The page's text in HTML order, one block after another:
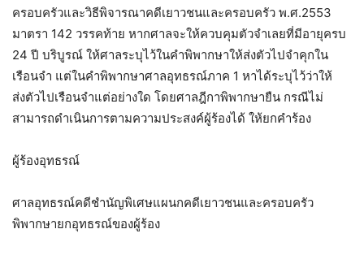
ครอบครัวและวิธีพิจารณาคดีเยาวชนและครอบครัว พ.ศ.2553
มาตรา 142 วรรคท้าย หากศาลจะให้ควบคุมตัวจำเลยที่มีอายุครบ
24 ปี บริบูรณ์ ให้ศาลระบุไว้ในคำพิพากษาให้ส่งตัวไปจำคุกใน
เรือนจำ แต่ในคำพิพากษาศาลอุทธรณ์ภาค 1 หาได้ระบุไว้ว่าให้
ส่งตัวไปเรือนจำแต่อย่างใด โดยศาลฎีกาพิพากษายืน กรณีไม่
สามารถดำเนินการตามความประสงค์ผู้ร้องได้ ให้ยกคำร้อง
ผู้ร้องอุทธรณ์
ศาลอุทธรณ์คดีชำนัญพิเศษแผนกคดีเยาวชนและครอบครัว
พิพากษายกอุทธรณ์ของผู้ร้อง